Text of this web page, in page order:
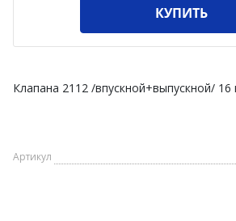
КУПИТЬ
Клапана 2112 /впускной+выпускной/
Артикул